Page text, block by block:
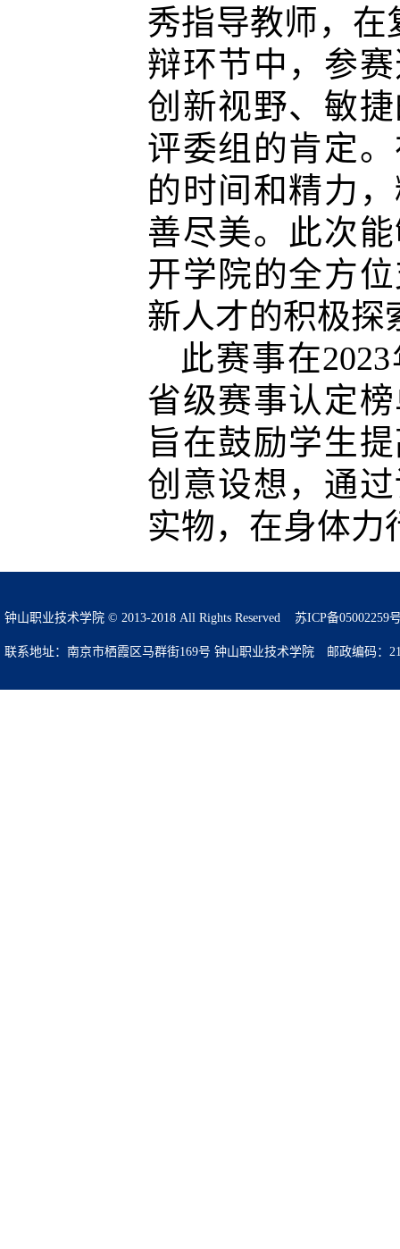
秀指导教师，在
辩环节中，参
创新视野、敏
评委组的肯定。
的时间和精力
善尽美。此次
开学院的全方
新人才的积极探
此赛事在2023
省级赛事认定
旨在鼓励学生
创意设想，通
实物，在身体力
钟山职业技术学院 © 2013-2018 All Rights Reserved 苏ICP备05002259
联系地址：南京市栖霞区马群街169号 钟山职业技术学院 邮政编码：